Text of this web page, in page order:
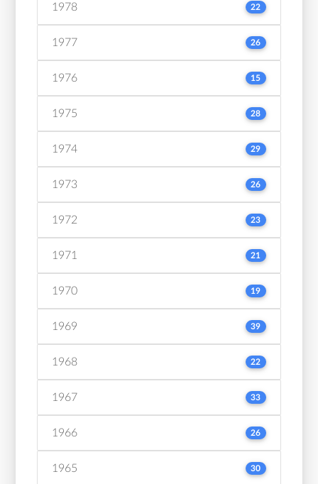
1978 22
1977 26
1976 15
1975 28
1974 29
1973 26
1972 23
1971 21
1970 19
1969 39
1968 22
1967 33
1966 26
1965 30